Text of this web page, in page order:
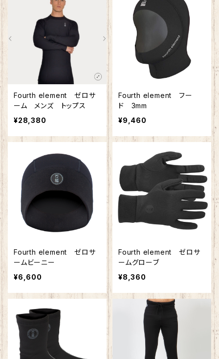
Fourth element ゼロサ
ーム メンズ トップス
¥28,380
Fourth element フー
ド 3mm
¥9,460
Fourth element ゼロサ
ームビーニー
¥6,600
Fourth element ゼロサ
ームグローブ
¥8,360